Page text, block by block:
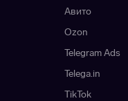
Авито
Ozon
Telegram Ads
Telega.in
TikTok